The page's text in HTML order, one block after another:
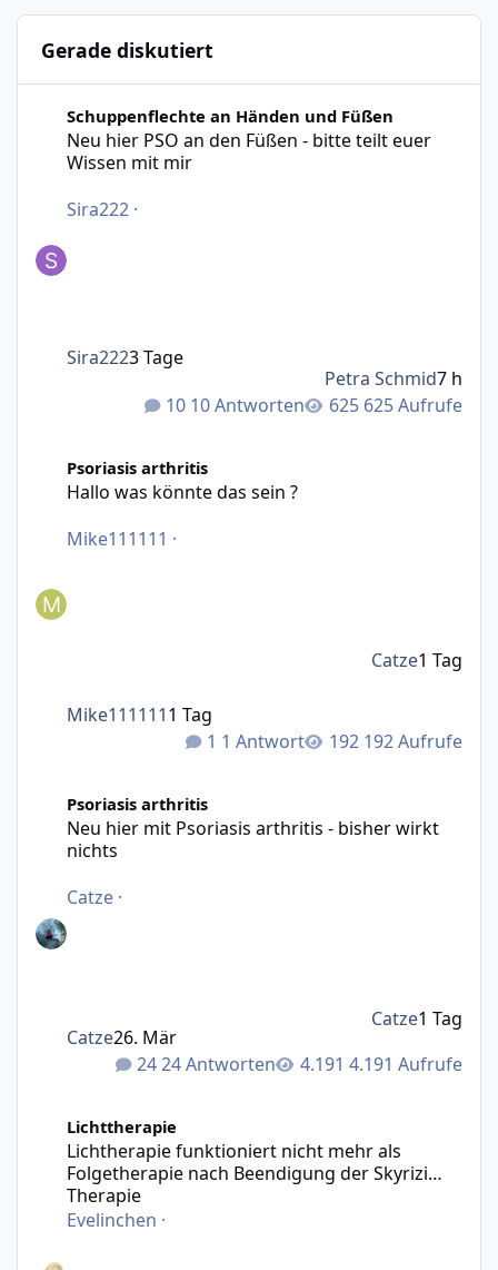
Gerade diskutiert
Schuppenflechte an Händen und Füßen
Neu hier PSO an den Füßen - bitte teilt euer
Wissen mit mir
Sira222 ·
10 Antworten 625 Aufrufe
Sira2223 Tage
Petra Schmid7 h
Psoriasis arthritis
Hallo was könnte das sein ?
Mike111111 ·
1 Antwort 192 Aufrufe
Mike1111111 Tag
Catze1 Tag
Psoriasis arthritis
Neu hier mit Psoriasis arthritis - bisher wirkt
nichts
Catze ·
24 Antworten 4.191 Aufrufe
Catze26. Mär
Catze1 Tag
Lichttherapie
Lichtherapie funktioniert nicht mehr als
Folgetherapie nach Beendigung der Skyrizi
Therapie
Evelinchen ·